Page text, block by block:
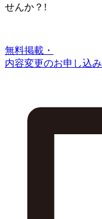
せんか？!
無料掲載・
内容変更のお申し込み